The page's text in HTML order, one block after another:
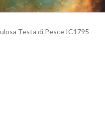
Testa di Pesce IC1795